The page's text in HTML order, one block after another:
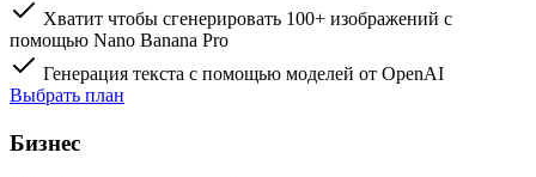
Хватит чтобы сгенерировать 100+ изображений с
помощью Nano Banana Pro
Генерация текста с помощью моделей от OpenAI
Выбрать план
Бизнес